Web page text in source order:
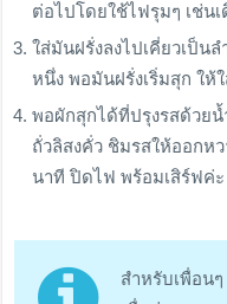
ต่อไปโดยใช้ไฟรุมๆ เช่น
ใส่มันฝรั่งลงไปเคี่ยวเป็น
หนึ่ง พอมันฝรั่งเริ่มสุก ใ
พอผักสุกได้ที่ปรุงรสด้วย
ถั่วลิสงคั่ว ชิมรสให้ออกห
นาที ปิดไฟ พร้อมเสิร์ฟค่ะ
สำหรับเพื่อน